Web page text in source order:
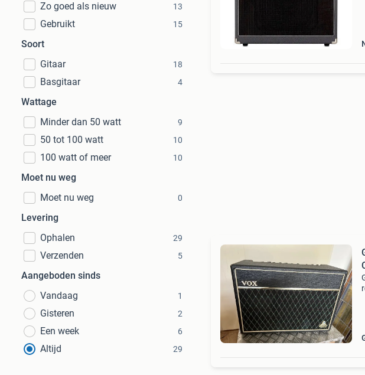
Zo goed als nieuw 13
Gebruikt 15
Soort
Gitaar
18
Basgitaar 4
Wattage
Minder dan 50 watt
9
50 tot 100 watt 10
100 watt of meer 10
Moet nu weg
Moet nu weg
0
Levering
Ophalen
29
Verzenden 5
Aangeboden sinds
Vandaag
1
Gisteren 2
Een week 6
Altijd 29